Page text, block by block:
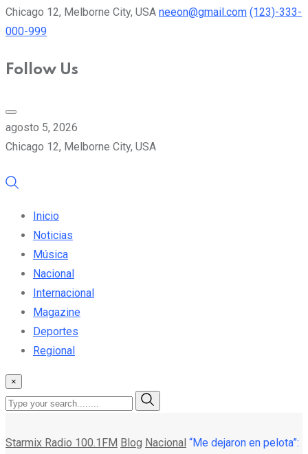
Chicago 12, Melborne City, USA neeon@gmail.com (123)-333-
000-999
Follow Us
agosto 5, 2026
Chicago 12, Melborne City, USA
Inicio
Noticias
Música
Nacional
Internacional
Magazine
Deportes
Regional
×
Starmix Radio 100.1FM Blog Nacional “Me dejaron en pelota”: